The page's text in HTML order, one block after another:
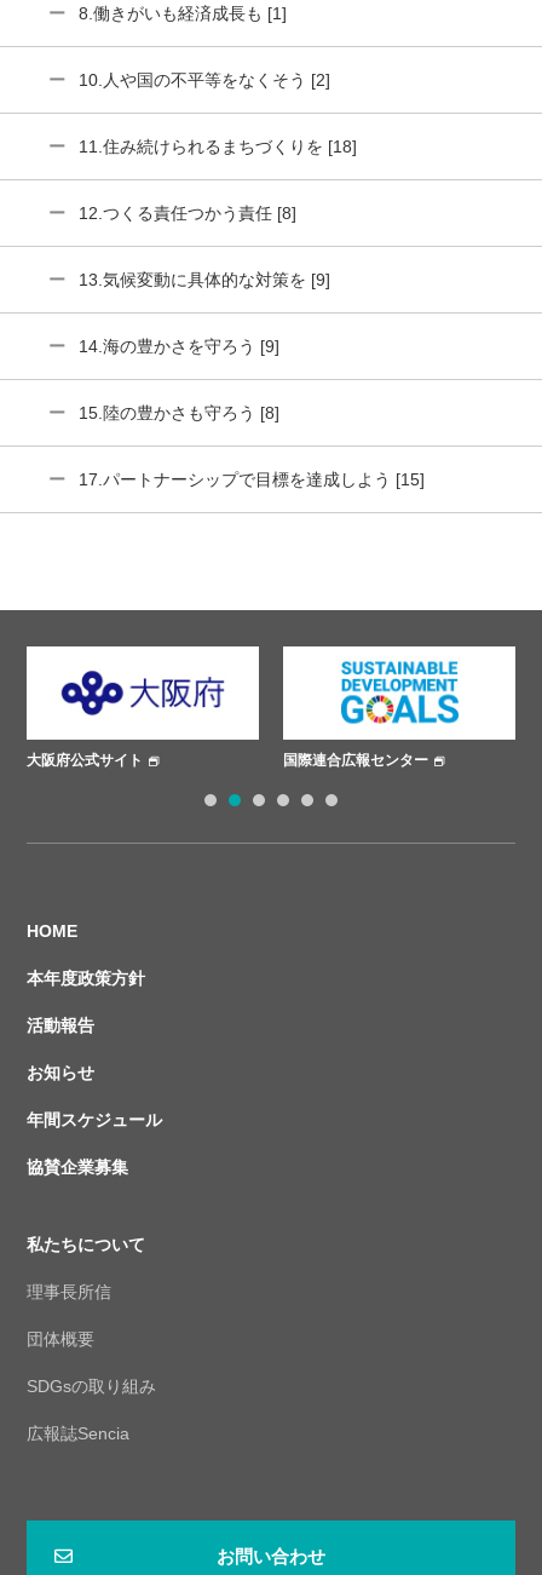
8.働きがいも経済成長も [1]
10.人や国の不平等をなくそう [2]
11.住み続けられるまちづくりを [18]
12.つくる責任つかう責任 [8]
13.気候変動に具体的な対策を [9]
14.海の豊かさを守ろう [9]
15.陸の豊かさも守ろう [8]
17.パートナーシップで目標を達成しよう [15]
国際連合広報センター ささえあいプロジェクト
HOME
本年度政策方針
活動報告
お知らせ
年間スケジュール
協賛企業募集
私たちについて
理事長所信
団体概要
SDGsの取り組み
広報誌Sencia
お問い合わせ